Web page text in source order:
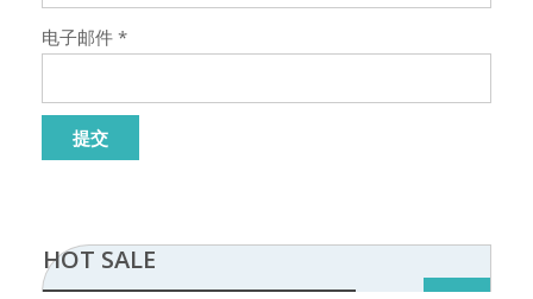
电子邮件 *
HOT SALE